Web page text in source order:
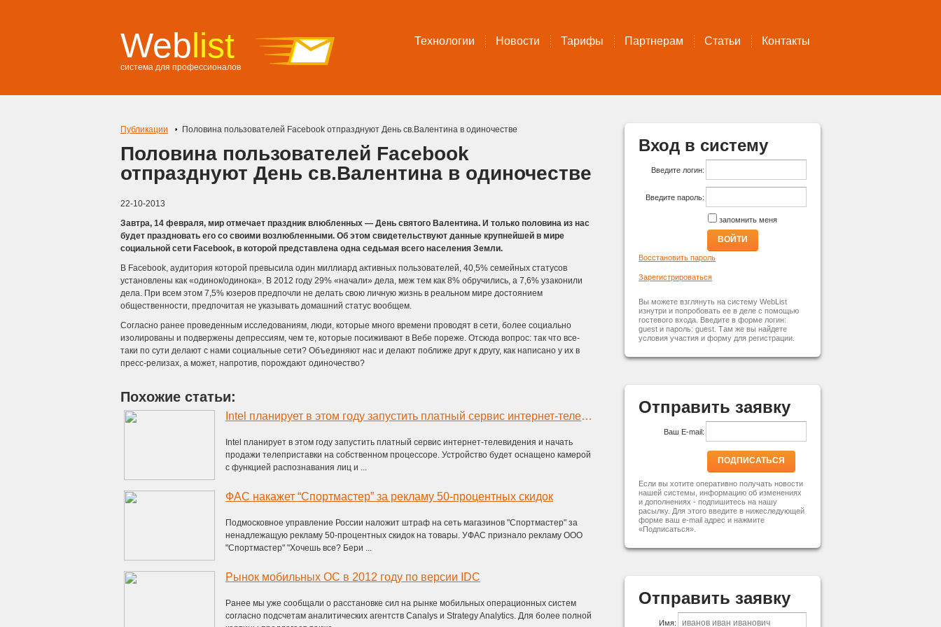
Weblist
система для профессионалов
Технологии Новости Тарифы Партнерам Статьи Контакты
Публикации Половина пользователей Facebook отпразднуют День св.Валентина в одиночестве
Половина пользователей Facebook
отпразднуют День св.Валентина в одиночестве
22-10-2013
Завтра, 14 февраля, мир отмечает праздник влюбленных — День святого Валентина. И только половина из нас
будет праздновать его со своими возлюбленными. Об этом свидетельствуют данные крупнейшей в мире
социальной сети Facebook, в которой представлена одна седьмая всего населения Земли.
В Facebook, аудитория которой превысила один миллиард активных пользователей, 40,5% семейных статусов
установлены как «одинок/одинока». В 2012 году 29% «начали» дела, меж тем как 8% обручились, а 7,6% узаконили
дела. При всем этом 7,5% юзеров предпочли не делать свою личную жизнь в реальном мире достоянием
общественности, предпочитая не указывать домашний статус вообщем.
Согласно ранее проведенным исследованиям, люди, которые много времени проводят в сети, более социально
изолированы и подвержены депрессиям, чем те, которые посиживают в Вебе пореже. Отсюда вопрос: так что все-
таки по сути делают с нами социальные сети? Объединяют нас и делают поближе друг к другу, как написано у их в
пресс-релизах, а может, напротив, порождают одиночество?
Похожие статьи:
Intel планирует в этом году запустить платный сервис интернет-телевидения
Intel планирует в этом году запустить платный сервис интернет-телевидения и начать
продажи телеприставки на собственном процессоре. Устройство будет оснащено камерой
с функцией распознавания лиц и ...
ФАС накажет “Спортмастер” за рекламу 50-процентных скидок
Подмосковное управление России наложит штраф на сеть магазинов "Спортмастер" за
ненадлежащую рекламу 50-процентных скидок на товары. УФАС признало рекламу ООО
"Спортмастер" "Хочешь все? Бери ...
Рынок мобильных ОС в 2012 году по версии IDC
Ранее мы уже сообщали о расстановке сил на рынке мобильных операционных систем
согласно подсчетам аналитических агентств Canalys и Strategy Analytics. Для более полной
Вход в систему
Введите логин:
Введите пароль:
запомнить меня
ВОЙТИ
Восстановить пароль
Зарегистрироваться
Вы можете взглянуть на систему WebList
изнутри и попробовать ее в деле с помощью
гостевого входа. Введите в форме логин:
guest и пароль: guest. Там же вы найдете
условия участия и форму для регистрации.
Отправить заявку
Ваш E-mail:
ПОДПИСАТЬСЯ
Если вы хотите оперативно получать новости
нашей системы, информацию об изменениях
и дополнениях - подпишитесь на нашу
расылку. Для этого введите в нижеследующей
форме ваш e-mail адрес и нажмите
«Подписаться».
Отправить заявку
Имя: